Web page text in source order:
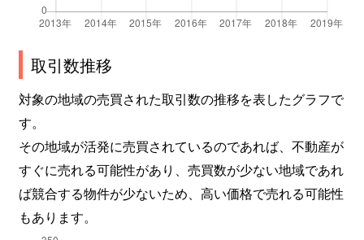
取引数推移
対象の地域の売買された取引数の推移を表したグラフで
す。
その地域が活発に売買されているのであれば、不動産が
すぐに売れる可能性があり、売買数が少ない地域であれ
ば競合する物件が少ないため、高い価格で売れる可能性
もあります。